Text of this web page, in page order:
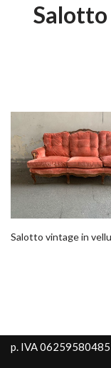
Salotto vintage in
p. IVA 06259580485